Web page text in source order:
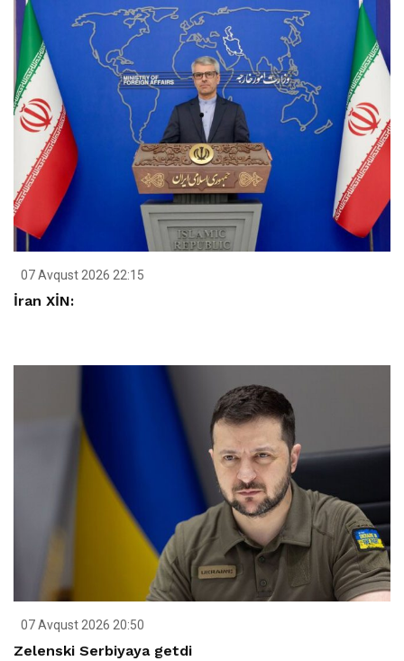
07 Avqust 2026 22:15
İran XİN:
07 Avqust 2026 20:50
Zelenski Serbiyaya getdi